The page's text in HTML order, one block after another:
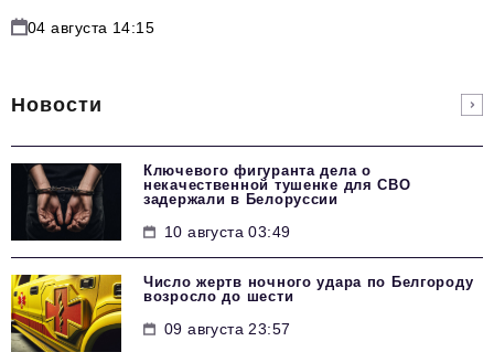
04 августа 14:15
Новости
Ключевого фигуранта дела о
некачественной тушенке для СВО
задержали в Белоруссии
10 августа 03:49
Число жертв ночного удара по Белгороду
возросло до шести
09 августа 23:57